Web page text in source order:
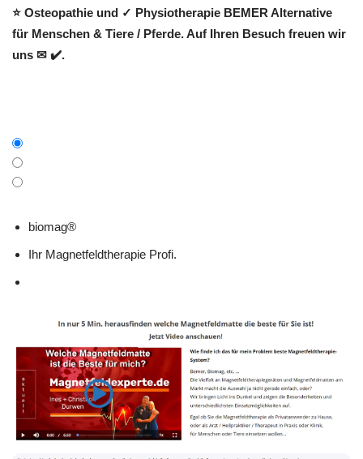
⭐ Osteopathie und ✓ Physiotherapie BEMER Alternative
für Menschen & Tiere / Pferde. Auf Ihren Besuch freuen wir
uns ✉ ✔️.
biomag®
Ihr Magnetfeldtherapie Profi.